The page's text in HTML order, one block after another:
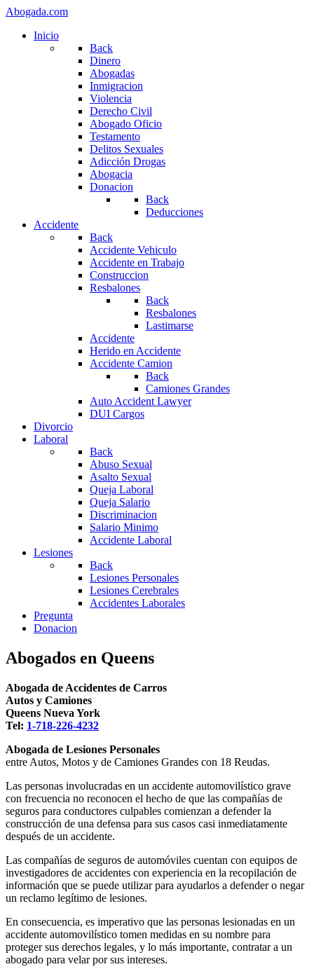
Abogada.com
Inicio
Back
Dinero
Abogadas
Inmigracion
Violencia
Derecho Civil
Abogado Oficio
Testamento
Delitos Sexuales
Adicción Drogas
Abogacia
Donacion
Back
Deducciones
Accidente
Back
Accidente Vehiculo
Accidente en Trabajo
Construccion
Resbalones
Back
Resbalones
Lastimarse
Accidente
Herido en Accidente
Accidente Camion
Back
Camiones Grandes
Auto Accident Lawyer
DUI Cargos
Divorcio
Laboral
Back
Abuso Sexual
Asalto Sexual
Queja Laboral
Queja Salario
Discriminacion
Salario Minimo
Accidente Laboral
Lesiones
Back
Lesiones Personales
Lesiones Cerebrales
Accidentes Laborales
Pregunta
Donacion
Abogados en Queens
Abogada de Accidentes de Carros
Autos y Camiones
Queens Nueva York
Tel: 1-718-226-4232
Abogada de Lesiones Personales
entre Autos, Motos y de Camiones Grandes con 18 Reudas.
Las personas involucradas en un accidente automovilístico grave
con frecuencia no reconocen el hecho de que las compañías de
seguros para conductores culpables comienzan a defender la
construcción de una defensa para sus casos casi inmediatamente
después de un accidente.
Las compañías de seguros de automóviles cuentan con equipos de
investigadores de accidentes con experiencia en la recopilación de
información que se puede utilizar para ayudarlos a defender o negar
un reclamo legítimo de lesiones.
En consecuencia, es imperativo que las personas lesionadas en un
accidente automovilístico tomen medidas en su nombre para
proteger sus derechos legales, y lo más importante, contratar a un
abogado para velar por sus intereses.